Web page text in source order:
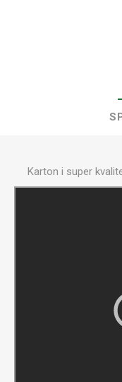
Karton i super